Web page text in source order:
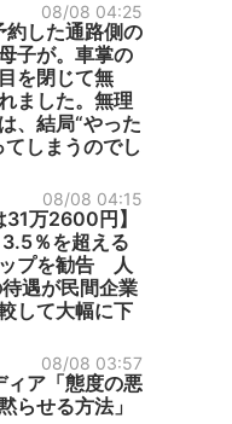
08/08 04:25
約した通路側の
子が。車掌の
を閉じて無
ました。無理
、結局“やった
てしまうのでし
08/08 04:15
万2600円】
％を超える
プを勧告 人
遇が民間企業
して大幅に下
08/08 03:57
ィア「態度の悪
らせる方法」